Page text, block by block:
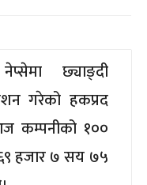
छ्याङ्दी
गरेको हकप्रद
कम्पनीको १००
हजार ७ सय ७५